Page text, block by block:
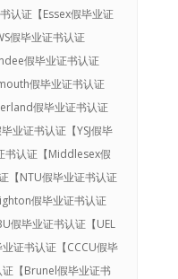
认证【Essex假毕业证
假毕业证书认证
假毕业证书认证
假毕业证书认证
假毕业证书认证
业证书认证【YSJ假毕
书认证【Middlesex假
【NTU假毕业证书认证
假毕业证书认证
假毕业证书认证【UEL
证书认证【CCCU假毕
【Brunel假毕业证书